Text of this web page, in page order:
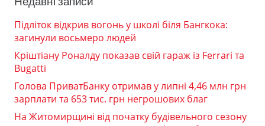
Підліток відкрив вогонь у школі біля Бангкока:
загинули восьмеро людей
Кріштіану Роналду показав свій гараж із Ferrari та
Bugatti
Голова ПриватБанку отримав у липні 4,46 млн грн
зарплати та 653 тис. грн негрошових благ
На Житомирщині від початку будівельного сезону